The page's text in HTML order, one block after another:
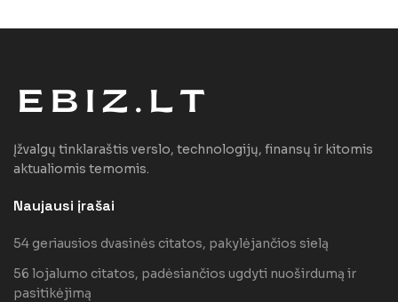
Įžvalgų tinklaraštis verslo, technologijų, finansų ir kitomis
aktualiomis temomis.
Naujausi įrašai
54 geriausios dvasinės citatos, pakylėjančios sielą
56 lojalumo citatos, padėsiančios ugdyti nuoširdumą ir
pasitikėjimą